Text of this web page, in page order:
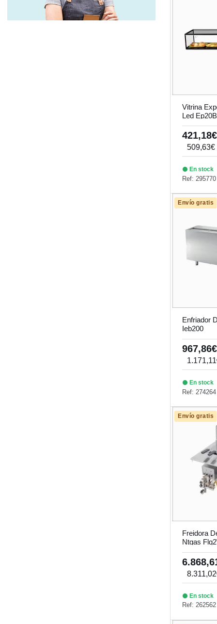
Vitrina
Led
421,18€
509,63€
En stock
Ref: 295770
Envío gratis
Enfriador
Ieb200
967,86€
En stock
Ref: 274264
Envío gratis
Freidora
Ntgas
En stock
Ref: 262562
Mesas Refrigeración-Congelación